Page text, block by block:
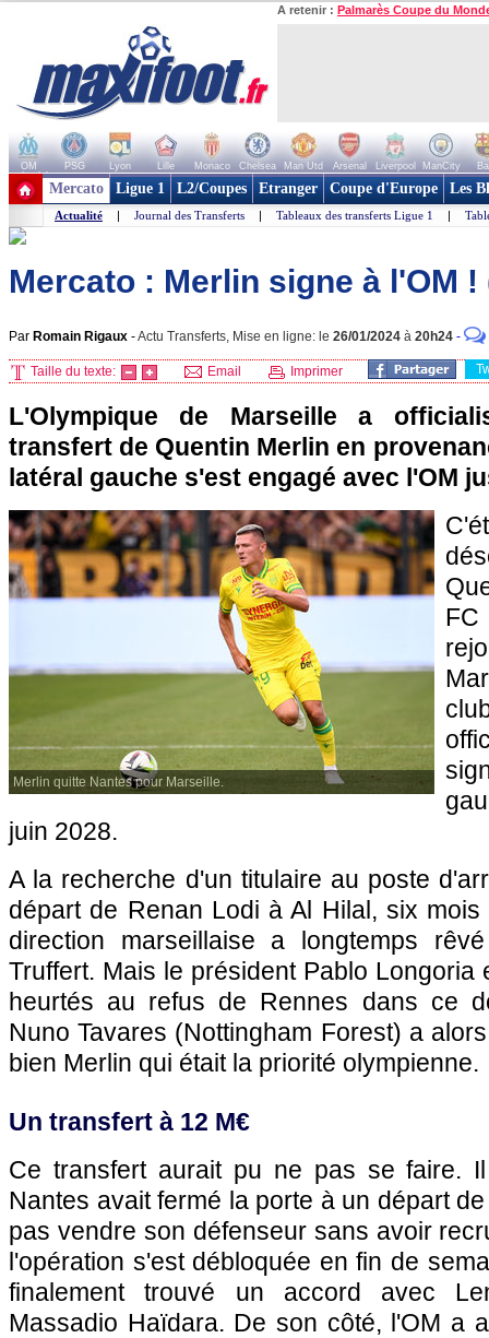
A retenir : Palmarès Coupe du
OM PSG Lyon Lille Monaco Chelsea Man Utd Arsenal Liverpool ManCity
+ de clubs
Mercato Ligue 1 L2/Coupes Etranger Coupe d'Europe Les
Actualité | Journal des Transferts | Tableaux des transferts Ligue 1 |
Mercato : Merlin signe à l'OM
Par Romain Rigaux -Actu Transferts, Mise en ligne: le 26/01/2024 à 20h24 -
Taille du texte: Email Imprimer
L'Olympique de Marseille a
transfert de Quentin Merlin en
latéral gauche s'est engagé avec l'OM
Merlin quitte Nantes pour Marseille.
juin 2028.
A la recherche d'un titulaire au poste
départ de Renan Lodi à Al Hilal, six
direction marseillaise a longtemps
Truffert. Mais le président Pablo Longoria
heurtés au refus de Rennes dans ce
Nuno Tavares (Nottingham Forest) a
bien Merlin qui était la priorité olympienne.
Un transfert à 12 M€
Ce transfert aurait pu ne pas se faire.
Nantes avait fermé la porte à un départ
pas vendre son défenseur sans avoir
l'opération s'est débloquée en fin de
finalement trouvé un accord avec
Massadio Haïdara. De son côté, l'OM a